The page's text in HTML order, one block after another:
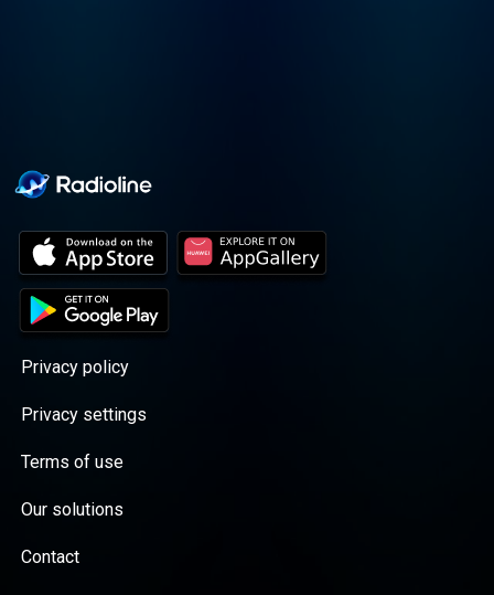
Privacy policy
Privacy settings
Terms of use
Our solutions
Contact